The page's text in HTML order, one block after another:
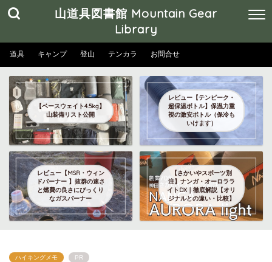
山道具図書館 Mountain Gear
Library
道具 キャンプ 登山 テンカラ お問合せ
【ベースウェイト4.5kg】
山装備リスト公開
レビュー【テンピーク・
超保温ボトル】保温力重
視の激安ボトル（保冷も
いけます）
レビュー【MSR・ウィン
ドバーナー 】抜群の速さ
と燃費の良さにびっくり
なガスバーナー
【さかいやスポーツ別
注】ナンガ・オーロララ
イトDX｜徹底解説【オリ
ジナルとの違い・比較】
ハイキングメモ PR